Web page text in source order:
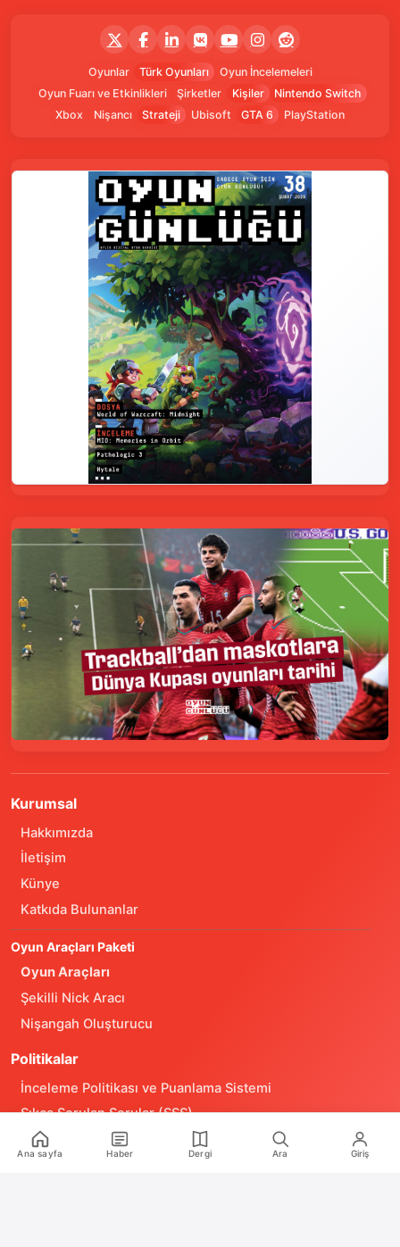
Oyunlar Türk Oyunları
Oyun İncelemeleri
Oyun Fuarı ve Etkinlikleri
Şirketler Kişiler
Nintendo Switch
Xbox
Nişancı Strateji Ubisoft GTA 6 PlayStation
Kurumsal
Hakkımızda
İletişim
Künye
Katkıda Bulunanlar
Oyun Araçları Paketi
Oyun Araçları
Şekilli Nick Aracı
Nişangah Oluşturucu
Politikalar
İnceleme Politikası ve Puanlama Sistemi
Sıkça Sorulan Sorular (SSS)
Alıntı ve Yeniden Kullanım Politikası
Ana sayfa Haber Dergi Ara Giriş